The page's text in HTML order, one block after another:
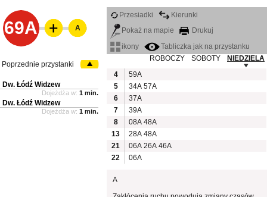
69A
Przesiadki
Kierunki
Pokaż na mapie
Drukuj
ikony
Tabliczka jak na przystanku
ROBOCZY
SOBOTY
NIEDZIELA
4
59A
5
34A 57A
6
37A
7
39A
8
08A 48A
13
28A 48A
21
06A 26A 46A
22
06A
A
A
Poprzednie przystanki
Dw. Łódź Widzew
Dojeżdża w: 1 min.
Dw. Łódź Widzew
Dojeżdża w: 1 min.